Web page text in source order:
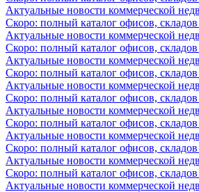
Актуальные новости коммерческой
Скоро: полный каталог офисов,
Актуальные новости коммерческой
Скоро: полный каталог офисов,
Актуальные новости коммерческой
Скоро: полный каталог офисов,
Актуальные новости коммерческой
Скоро: полный каталог офисов,
Актуальные новости коммерческой
Скоро: полный каталог офисов,
Актуальные новости коммерческой
Скоро: полный каталог офисов,
Актуальные новости коммерческой
Скоро: полный каталог офисов,
Актуальные новости коммерческой